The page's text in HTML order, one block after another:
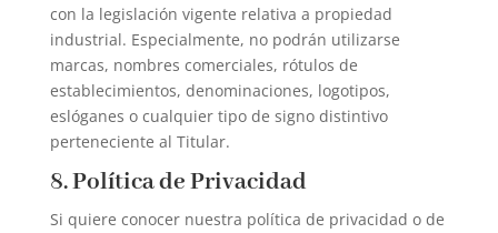
con la legislación vigente relativa a propiedad
industrial. Especialmente, no podrán utilizarse
marcas, nombres comerciales, rótulos de
establecimientos, denominaciones, logotipos,
eslóganes o cualquier tipo de signo distintivo
perteneciente al Titular.
8. Política de Privacidad
Si quiere conocer nuestra política de privacidad o de